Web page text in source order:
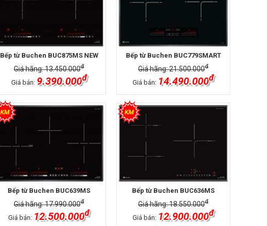
Bếp từ Buchen BUC875MS NEW
Giá hãng: 13.450.000đ
Giá bán: 9.390.000đ
Bếp từ Buchen BUC779SMART
Giá hãng: 21.500.000đ
Giá bán: 14.490.000đ
Bếp từ Buchen BUC639MS
Giá hãng: 17.990.000đ
Giá bán: 12.500.000đ
Bếp từ Buchen BUC636MS
Giá hãng: 18.550.000đ
Giá bán: 12.900.000đ